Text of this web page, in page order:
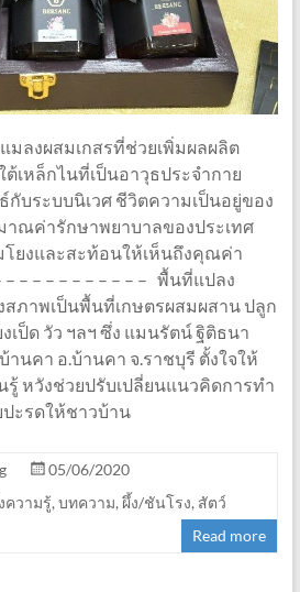
แมลงผสมเกสรที่ช่วยเพิ่มผลผลิต
เหล็กไนที่เป็นอาวุธประจำกาย
บระบบนิเวศ ชีวิตความเป็นอยู่ของ
ณค่ารักษาพยาบาลของประเทศ
โยงและสะท้อนให้เห็นถึงคุณค่า
– – – – – – – – – – – พื้นที่แปลง
สภาพเป็นพื้นที่เกษตรผสมผสาน ปลูก
เป็ด วัว ฯลฯ ซึ่ง แมนรัตน์ ฐิติธนา
นคา อ.บ้านคา จ.ราชบุรี ตั้งใจให้
หวังช่วยปรับเปลี่ยนแนวคิดการทำ
ปะรดให้ชาวบ้าน
05/06/2020
ความรู้, บทความ, ผึ้ง/ชันโรง, สัตว์
Read more